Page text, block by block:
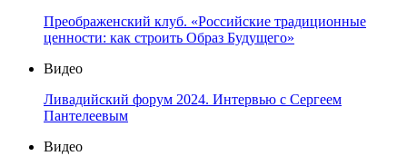
Преображенский клуб. «Российские традиционные
ценности: как строить Образ Будущего»
Видео
Ливадийский форум 2024. Интервью с Сергеем
Пантелеевым
Видео